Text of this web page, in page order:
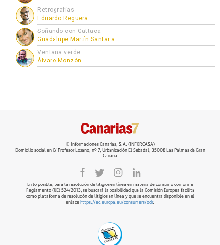
Retrografías
Eduardo Reguera
Soñando con Gattaca
Guadalupe Martín Santana
Ventana verde
Álvaro Monzón
© Informaciones Canarias, S.A. (INFORCASA)
Domicilio social en C/ Profesor Lozano, nº 7, Urbanización El Sebadal, 35008 Las Palmas de Gran
Canaria
En lo posible, para la resolución de litigios en línea en materia de consumo conforme
Reglamento (UE) 524/2013, se buscará la posibilidad que la Comisión Europea facilita
como plataforma de resolución de litigios en línea y que se encuentra disponible en el
enlace https://ec.europa.eu/consumers/odr.